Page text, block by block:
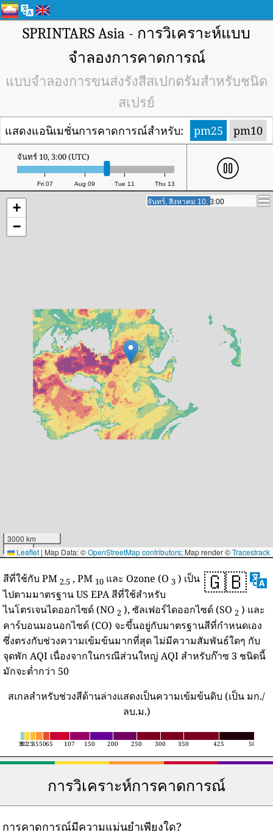
SPRINTARS Asia - การวิเคราะห์แบบ
จำลองการคาดการณ์
แบบจำลองการขนส่งรังสีสเปกตรัมสำหรับชนิด
สเปรย์
แสดงแอนิเมชั่นการคาดการณ์สำหรับ: pm25 pm10
Fri 07 Aug 09 Tue 11 Thu 13
จันทร์ 10, 14:00 (UTC)
จันทร์, สิงหาคม 10, 14:00
จันทร์, สิงหาคม 10, 14:00
+
−
3000 km
1000 mi
Leaflet | Map Data: ©OpenStreetMap contributors; Map render ©Tracestrack
🇬🇧
สีที่ใช้กับ PM 2.5 , PM 10 และ Ozone (O 3 ) เป็น
ไปตามมาตรฐาน US EPA สีที่ใช้สำหรับ
ไนโตรเจนไดออกไซด์ (NO 2 ), ซัลเฟอร์ไดออกไซด์ (SO 2 ) และ
คาร์บอนมอนอกไซด์ (CO) จะขึ้นอยู่กับมาตรฐานสีที่กำหนดเอง
ซึ่งตรงกับช่วงความเข้มข้นมากที่สุด ไม่มีความสัมพันธ์ใดๆ กับ
จุดพัก AQI เนื่องจากในกรณีส่วนใหญ่ AQI สำหรับก๊าซ 3 ชนิดนี้
มักจะต่ำกว่า 50
สเกลสำหรับช่วงสีด้านล่างแสดงเป็นความเข้มข้นดิบ (เป็น มก./
ลบ.ม.)
369
1223355065 107 150 200 250 300 350 425 500
การวิเคราะห์การคาดการณ์
การคาดการณ์มีความแม่นยำเพียงใด?